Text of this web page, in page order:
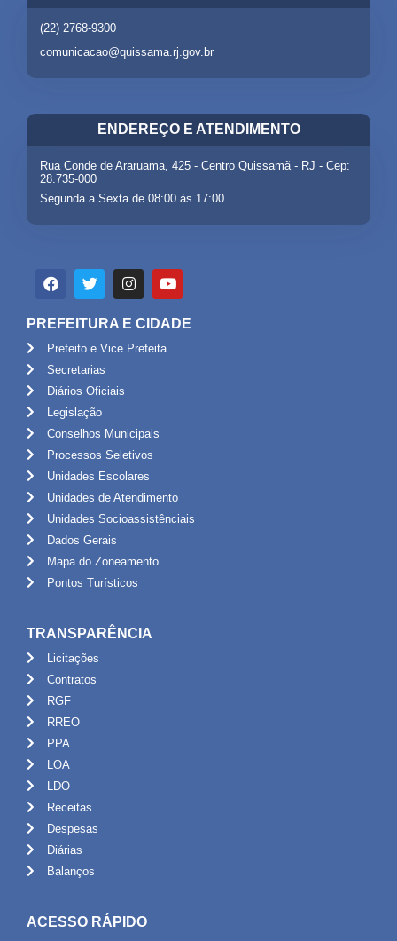
(22) 2768-9300
comunicacao@quissama.rj.gov.br
ENDEREÇO E ATENDIMENTO
Rua Conde de Araruama, 425 - Centro Quissamã - RJ - Cep:
28.735-000
Segunda a Sexta de 08:00 às 17:00
PREFEITURA E CIDADE
Prefeito e Vice Prefeita
Secretarias
Diários Oficiais
Legislação
Conselhos Municipais
Processos Seletivos
Unidades Escolares
Unidades de Atendimento
Unidades Socioassistênciais
Dados Gerais
Mapa do Zoneamento
Pontos Turísticos
TRANSPARÊNCIA
Licitações
Contratos
RGF
RREO
PPA
LOA
LDO
Receitas
Despesas
Diárias
Balanços
ACESSO RÁPIDO